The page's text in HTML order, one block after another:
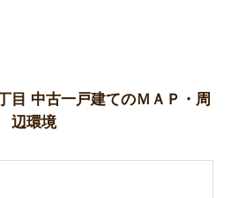
目 中古一戸建てのＭＡＰ・周
辺環境